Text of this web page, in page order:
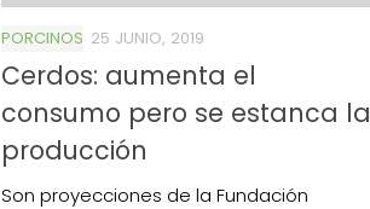
PORCINOS 25 JUNIO, 2019
Cerdos: aumenta el
consumo pero se estanca la
producción
Son proyecciones de la Fundación